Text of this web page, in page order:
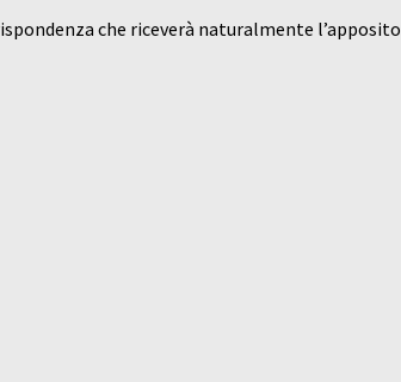
che riceverà naturalmente l’apposito